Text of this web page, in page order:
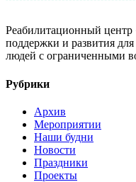
Реабилитационный центр
поддержки и развития
людей с ограниченными
Рубрики
Архив
Мероприятии
Наши будни
Новости
Праздники
Проекты